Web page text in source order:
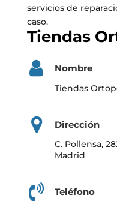
servicios de
caso.
Tiendas
Nombre
Tiendas
Dirección
C. Pollensa,
Madrid
Teléfono